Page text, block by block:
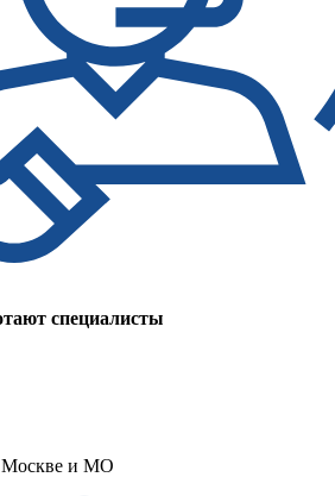
специалисты
Москве и МО